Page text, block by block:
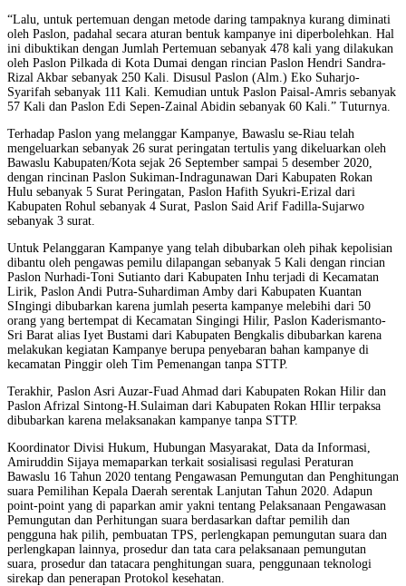
“Lalu, untuk pertemuan dengan metode daring tampaknya kurang diminati
oleh Paslon, padahal secara aturan bentuk kampanye ini diperbolehkan. Hal
ini dibuktikan dengan Jumlah Pertemuan sebanyak 478 kali yang dilakukan
oleh Paslon Pilkada di Kota Dumai dengan rincian Paslon Hendri Sandra-
Rizal Akbar sebanyak 250 Kali. Disusul Paslon (Alm.) Eko Suharjo-
Syarifah sebanyak 111 Kali. Kemudian untuk Paslon Paisal-Amris sebanyak
57 Kali dan Paslon Edi Sepen-Zainal Abidin sebanyak 60 Kali.” Tuturnya.
Terhadap Paslon yang melanggar Kampanye, Bawaslu se-Riau telah
mengeluarkan sebanyak 26 surat peringatan tertulis yang dikeluarkan oleh
Bawaslu Kabupaten/Kota sejak 26 September sampai 5 desember 2020,
dengan rincinan Paslon Sukiman-Indragunawan Dari Kabupaten Rokan
Hulu sebanyak 5 Surat Peringatan, Paslon Hafith Syukri-Erizal dari
Kabupaten Rohul sebanyak 4 Surat, Paslon Said Arif Fadilla-Sujarwo
sebanyak 3 surat.
Untuk Pelanggaran Kampanye yang telah dibubarkan oleh pihak kepolisian
dibantu oleh pengawas pemilu dilapangan sebanyak 5 Kali dengan rincian
Paslon Nurhadi-Toni Sutianto dari Kabupaten Inhu terjadi di Kecamatan
Lirik, Paslon Andi Putra-Suhardiman Amby dari Kabupaten Kuantan
SIngingi dibubarkan karena jumlah peserta kampanye melebihi dari 50
orang yang bertempat di Kecamatan Singingi Hilir, Paslon Kaderismanto-
Sri Barat alias Iyet Bustami dari Kabupaten Bengkalis dibubarkan karena
melakukan kegiatan Kampanye berupa penyebaran bahan kampanye di
kecamatan Pinggir oleh Tim Pemenangan tanpa STTP.
Terakhir, Paslon Asri Auzar-Fuad Ahmad dari Kabupaten Rokan Hilir dan
Paslon Afrizal Sintong-H.Sulaiman dari Kabupaten Rokan HIlir terpaksa
dibubarkan karena melaksanakan kampanye tanpa STTP.
Koordinator Divisi Hukum, Hubungan Masyarakat, Data da Informasi,
Amiruddin Sijaya memaparkan terkait sosialisasi regulasi Peraturan
Bawaslu 16 Tahun 2020 tentang Pengawasan Pemungutan dan Penghitungan
suara Pemilihan Kepala Daerah serentak Lanjutan Tahun 2020. Adapun
point-point yang di paparkan amir yakni tentang Pelaksanaan Pengawasan
Pemungutan dan Perhitungan suara berdasarkan daftar pemilih dan
pengguna hak pilih, pembuatan TPS, perlengkapan pemungutan suara dan
perlengkapan lainnya, prosedur dan tata cara pelaksanaan pemungutan
suara, prosedur dan tatacara penghitungan suara, penggunaan teknologi
sirekap dan penerapan Protokol kesehatan.